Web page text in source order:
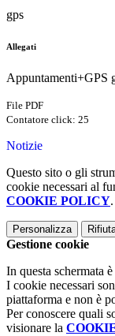
gps
Allegati
Appuntamenti+GPS
File PDF
Contatore click: 25
Notizie
Questo sito o gli
cookie necessari al
COOKIE POLICY.
Personalizza
Gestione cookie
In questa schermata
I cookie necessari
piattaforma e non è
Per conoscere quali
visionare la